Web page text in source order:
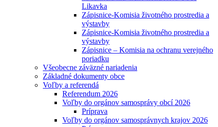
Likavka
Zápisnice-Komisia životného prostredia a
výstavby
Zápisnice-Komisia životného prostredia a
výstavby
Zápisnice – Komisia na ochranu verejného
poriadku
Všeobecne záväzné nariadenia
Základné dokumenty obce
Voľby a referendá
Referendum 2026
Voľby do orgánov samosprávy obcí 2026
Príprava
Voľby do orgánov samosprávnych krajov 2026